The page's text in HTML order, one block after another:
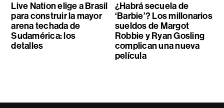
Live Nation elige a Brasil
para construir la mayor
arena techada de
Sudamérica: los
detalles
¿Habrá secuela de
‘Barbie’? Los millonarios
sueldos de Margot
Robbie y Ryan Gosling
complican una nueva
película